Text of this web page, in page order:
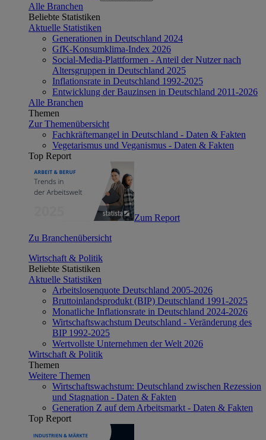
Alle Branchen
Beliebte Statistiken
Aktuelle Statistiken
Generationen in Deutschland 2024
GfK-Konsumklima-Index 2026
Social-Media-Plattformen - Anteil der Nutzer nach
Altersgruppen in Deutschland 2025
Inflationsrate in Deutschland 1992-2025
Entwicklung der Bauzinsen in Deutschland 2011-2026
Alle Branchen
Themen
Zur Themenübersicht
Fachkräftemangel in Deutschland - Daten & Fakten
Vegetarismus und Veganismus - Daten & Fakten
Top Report
Zum Report
Zu Branchenübersicht
Wirtschaft & Politik
Beliebte Statistiken
Aktuelle Statistiken
Arbeitslosenquote Deutschland 2005-2026
Bruttoinlandsprodukt (BIP) Deutschland 1991-2025
Monatliche Inflationsrate in Deutschland 2024-2026
Wirtschaftswachstum Deutschland - Veränderung des
BIP 1992-2025
Wertvollste Unternehmen der Welt 2026
Wirtschaft & Politik
Themen
Weitere Themen
Wirtschaftswachstum: Deutschland zwischen Rezession
und Stagnation - Daten & Fakten
Generation Z auf dem Arbeitsmarkt - Daten & Fakten
Top Report